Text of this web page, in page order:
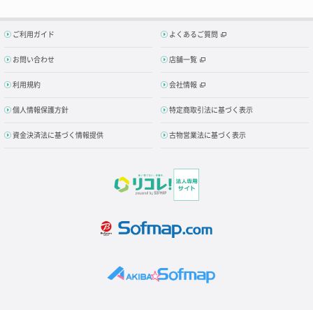
ご利用ガイド よくあるご質問
お問い合わせ 店舗一覧
利用規約 会社情報
個人情報保護方針 特定商取引法に基づく表示
資金決済法に基づく情報提供 古物営業法に基づく表示